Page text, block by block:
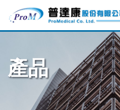
產品